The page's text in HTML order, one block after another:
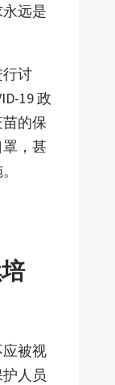
远是
讨
19 政
的保
，甚
被视
人员